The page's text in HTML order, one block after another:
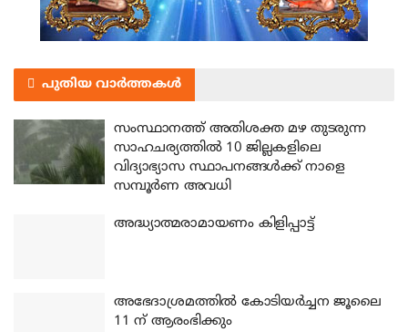
പുതിയ വാർത്തകൾ
സംസ്ഥാനത്ത് അതിശക്ത മഴ തുടരുന്ന
സാഹചര്യത്തിൽ 10 ജില്ലകളിലെ
വിദ്യാഭ്യാസ സ്ഥാപനങ്ങൾക്ക് നാളെ
സമ്പൂർണ അവധി
അദ്ധ്യാത്മരാമായണം കിളിപ്പാട്ട്
അഭേദാശ്രമത്തില്‍ കോടിയര്‍ച്ചന ജൂലൈ
11 ന് ആരംഭിക്കും